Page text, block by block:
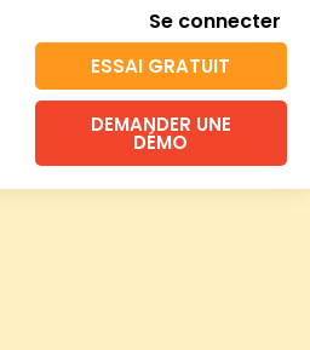
Se connecter
ESSAI GRATUIT
DEMANDER UNE
DÉMO